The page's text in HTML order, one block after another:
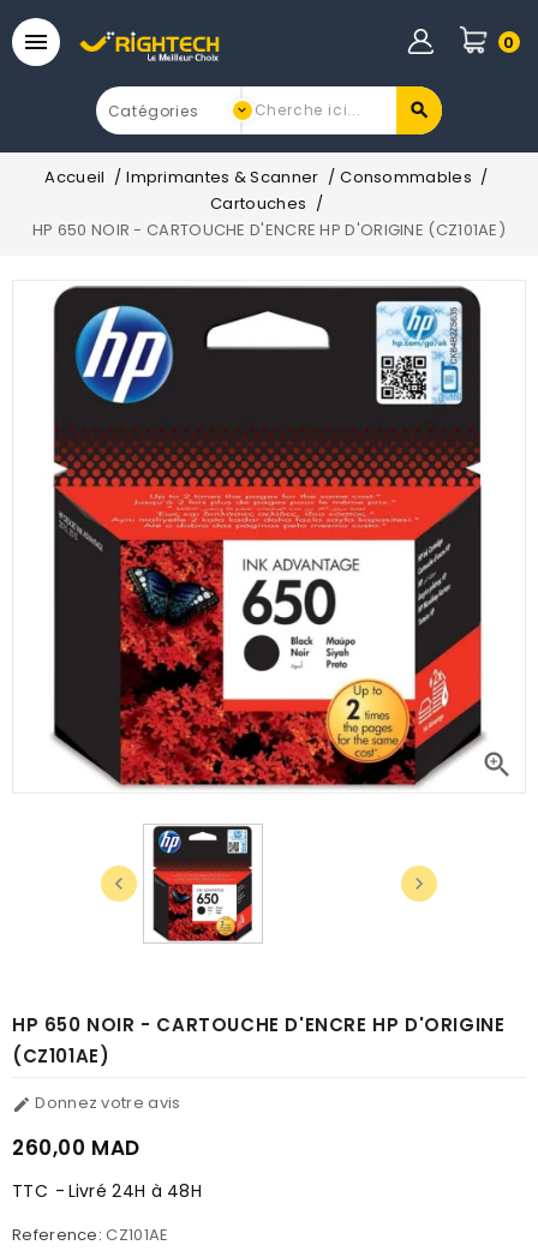
 0
Accueil Imprimantes & Scanner
Consommables
Cartouches
HP 650 NOIR - CARTOUCHE D'ENCRE HP D'ORIGINE (CZ101AE)

 
HP 650 NOIR - CARTOUCHE D'ENCRE HP D'ORIGINE
(CZ101AE)
 Donnez votre avis
260,00 MAD
TTC Livré 24H à 48H
Reference: CZ101AE